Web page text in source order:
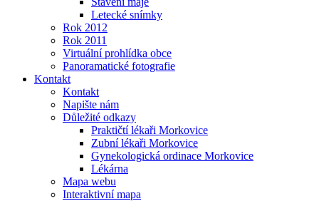
Letecké snímky
Rok 2012
Rok 2011
Virtuální prohlídka obce
Panoramatické fotografie
Kontakt
Kontakt
Napište nám
Důležité odkazy
Praktičtí lékaři Morkovice
Zubní lékaři Morkovice
Gynekologická ordinace Morkovice
Lékárna
Mapa webu
Interaktivní mapa